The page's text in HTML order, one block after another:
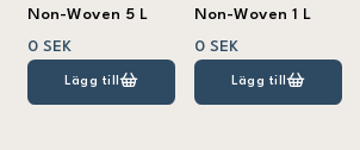
Non-Woven 5 L
0 SEK
Lägg till
Non-Woven 1 L
0 SEK
Lägg till